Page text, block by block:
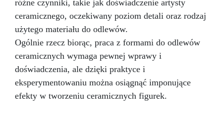
różne czynniki, takie jak doświadczenie artysty
ceramicznego, oczekiwany poziom detali oraz rodzaj
użytego materiału do odlewów.
Ogólnie rzecz biorąc, praca z formami do odlewów
ceramicznych wymaga pewnej wprawy i
doświadczenia, ale dzięki praktyce i
eksperymentowaniu można osiągnąć imponujące
efekty w tworzeniu ceramicznych figurek.